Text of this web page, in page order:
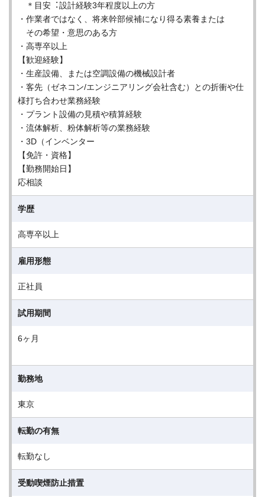
＊⽬安︓設計経験3年程度以上の⽅
・作業者ではなく、将来幹部候補になり得る素養または
その希望・意思のある⽅
・⾼専卒以上
【歓迎経験】
・⽣産設備、または空調設備の機械設計者
・客先（ゼネコン/エンジニアリング会社含む）との折衝や仕
様打ち合わせ業務経験
・プラント設備の⾒積や積算経験
・流体解析、粉体解析等の業務経験
・3D（インベンター
【免許・資格】
【勤務開始日】
応相談
学歴
高専卒以上
雇用形態
正社員
試用期間
6ヶ月
勤務地
東京
転勤の有無
転勤なし
受動喫煙防止措置